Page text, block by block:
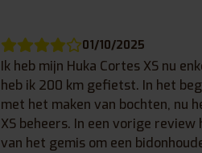
01/10/2025
Ik heb mijn Huka Cortes XS nu
heb ik 200 km gefietst. In het
met het maken van bochten, nu
XS beheers. In een vorige
van het gemis om een